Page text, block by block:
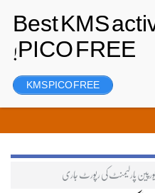
رجسٹر
یورپین پارلیمنٹ کی رپورٹ جاری
KMS PICO FREE